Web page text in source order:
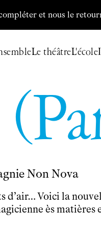
et nous le retourner par
Le théâtreL'école
Non Nova
Voici la
ès matières
Chaillé